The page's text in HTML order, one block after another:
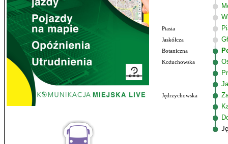
Ptasia
Jaskółcza
Botaniczna
Kożuchowska
Jędrzychowska